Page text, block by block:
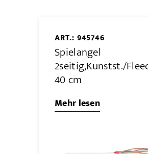
ART.: 945746
Spielangel
2seitig,Kunstst./
40 cm
Mehr lesen